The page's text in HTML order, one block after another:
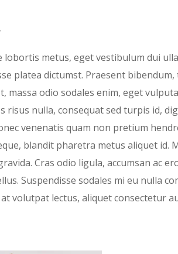
lobortis metus, eget vestibulum dui
platea dictumst. Praesent
massa odio sodales enim, eget
risus nulla, consequat sed turpis id,
venenatis quam non pretium
blandit pharetra metus aliquet id.
Cras odio ligula, accumsan ac
Suspendisse sodales mi eu nulla
volutpat lectus, aliquet consectetur